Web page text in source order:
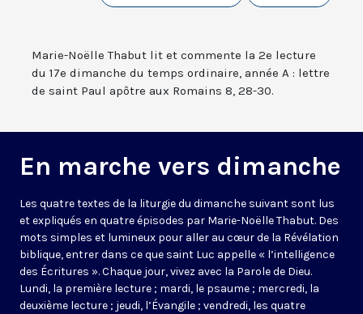
Marie-Noëlle Thabut lit et commente la 2e lecture
du 17e dimanche du temps ordinaire, année A : lettre
de saint Paul apôtre aux Romains 8, 28-30.
En marche vers dimanche
Les quatre textes de la liturgie du dimanche suivant sont lus
et expliqués en quatre épisodes par Marie-Noëlle Thabut. Des
mots simples et lumineux pour aller au cœur de la Révélation
biblique, entrer dans ce que saint Luc appelle « l’intelligence
des Écritures ». Chaque jour, vivez avec la Parole de Dieu.
Lundi, la première lecture ; mardi, le psaume ; mercredi, la
deuxième lecture ; jeudi, l’Évangile ; vendredi, les quatre